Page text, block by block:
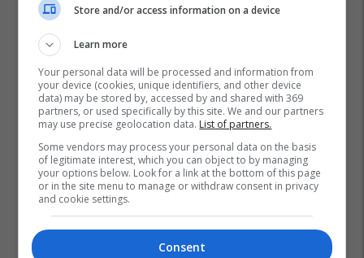
Store and/or access information on a device
Learn more
Your personal data will be processed and information from
your device (cookies, unique identifiers, and other device
data) may be stored by, accessed by and shared with 369
partners, or used specifically by this site. We and our partners
may use precise geolocation data. List of partners.
Some vendors may process your personal data on the basis
of legitimate interest, which you can object to by managing
your options below. Look for a link at the bottom of this page
or in the site menu to manage or withdraw consent in privacy
and cookie settings.
Consent